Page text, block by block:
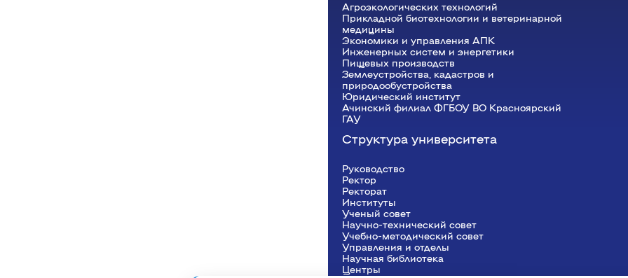
Агроэкологических технологий
Прикладной биотехнологии и ветеринарной
медицины
Экономики и управления АПК
Инженерных систем и энергетики
Пищевых производств
Землеустройства, кадастров и
природообустройства
Юридический институт
Ачинский филиал ФГБОУ ВО Красноярский
ГАУ
Структура университета
Руководство
Ректор
Рeкторат
Институты
Ученый совет
Научно-технический совет
Учебно-методический совет
Управления и отделы
Научная библиотека
Центры